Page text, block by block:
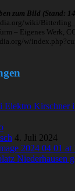
zum Bild (Stand:
wiki/
– Eigenes Werk,
w/
Elektro Kirschner
4. Juli 2024
Niederhausen